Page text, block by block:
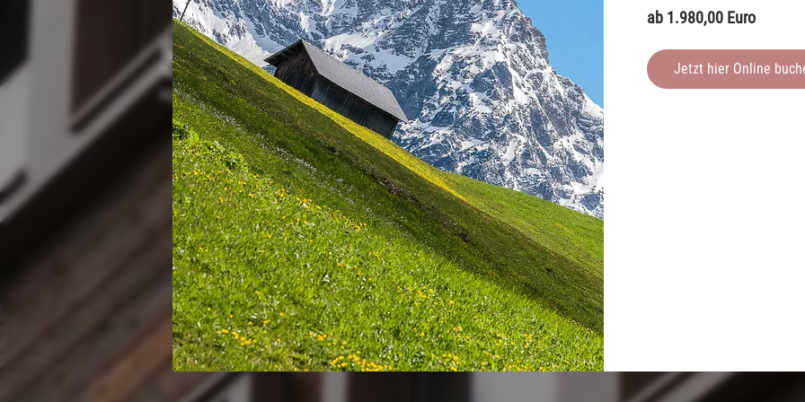
Service & Info
Alphotel in Hirschegg - hier wird Service groß geschrieben.
ab 1.980,00 Euro
Jetzt hier Online